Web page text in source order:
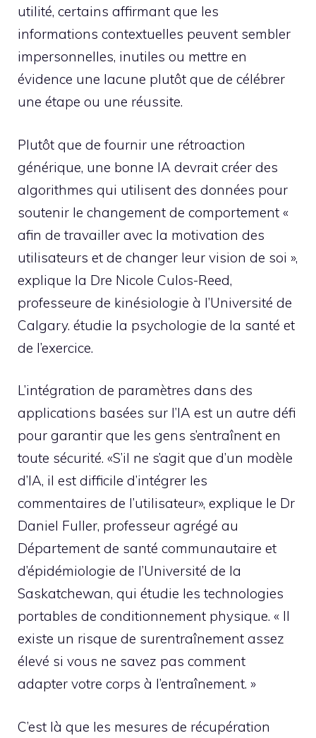
utilité, certains affirmant que les
informations contextuelles peuvent sembler
impersonnelles, inutiles ou mettre en
évidence une lacune plutôt que de célébrer
une étape ou une réussite.
Plutôt que de fournir une rétroaction
générique, une bonne IA devrait créer des
algorithmes qui utilisent des données pour
soutenir le changement de comportement «
afin de travailler avec la motivation des
utilisateurs et de changer leur vision de soi »,
explique la Dre Nicole Culos-Reed,
professeure de kinésiologie à l’Université de
Calgary. étudie la psychologie de la santé et
de l’exercice.
L’intégration de paramètres dans des
applications basées sur l’IA est un autre défi
pour garantir que les gens s’entraînent en
toute sécurité. «S’il ne s’agit que d’un modèle
d’IA, il est difficile d’intégrer les
commentaires de l’utilisateur», explique le Dr
Daniel Fuller, professeur agrégé au
Département de santé communautaire et
d’épidémiologie de l’Université de la
Saskatchewan, qui étudie les technologies
portables de conditionnement physique. « Il
existe un risque de surentraînement assez
élevé si vous ne savez pas comment
adapter votre corps à l’entraînement. »
C’est là que les mesures de récupération